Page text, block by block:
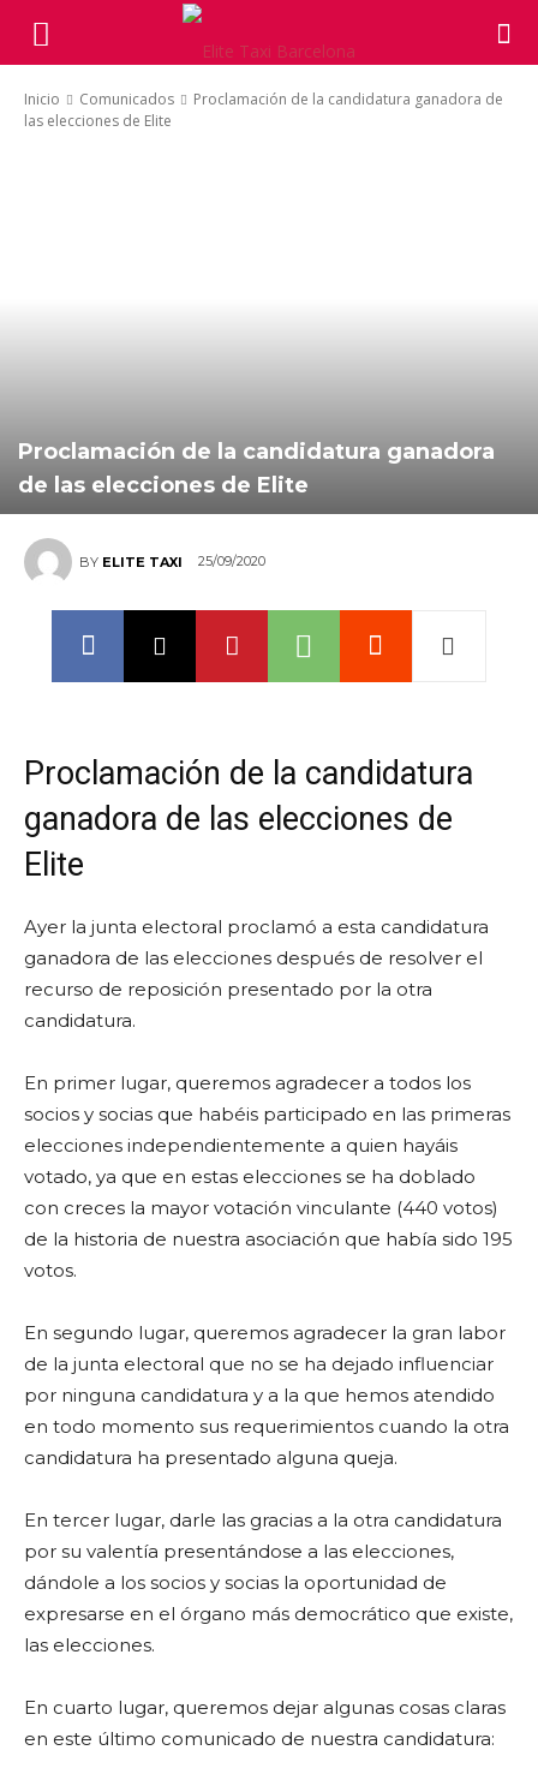
Inicio Comunicados
Proclamación de la candidatura ganadora de
las elecciones de Elite
Proclamación de la candidatura ganadora
de las elecciones de Elite
BY ELITE TAXI 25/09/2020
Proclamación de la candidatura
ganadora de las elecciones de
Elite
Ayer la junta electoral proclamó a esta candidatura
ganadora de las elecciones después de resolver el
recurso de reposición presentado por la otra
candidatura.
En primer lugar, queremos agradecer a todos los
socios y socias que habéis participado en las primeras
elecciones independientemente a quien hayáis
votado, ya que en estas elecciones se ha doblado
con creces la mayor votación vinculante (440 votos)
de la historia de nuestra asociación que había sido 195
votos.
En segundo lugar, queremos agradecer la gran labor
de la junta electoral que no se ha dejado influenciar
por ninguna candidatura y a la que hemos atendido
en todo momento sus requerimientos cuando la otra
candidatura ha presentado alguna queja.
En tercer lugar, darle las gracias a la otra candidatura
por su valentía presentándose a las elecciones,
dándole a los socios y socias la oportunidad de
expresarse en el órgano más democrático que existe,
las elecciones.
En cuarto lugar, queremos dejar algunas cosas claras
en este último comunicado de nuestra candidatura: